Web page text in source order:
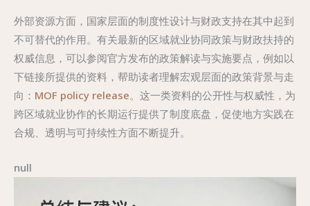
外部资源方面，国家层面的制度性设计与财政支持在其中起到
不可替代的作用。有关最新的区域就业协同政策与财政扶持的
权威信息，可以参阅官方发布的政策解读与实施要点，例如以
下链接所提供的资料，帮助读者理解宏观层面的政策背景与走
向： MOF policy release。这一类资料的公开性与权威性，为
跨区域就业协作的长期运行提供了制度底盘，促使地方实践在
合规、透明与可持续性方面不断提升。
null